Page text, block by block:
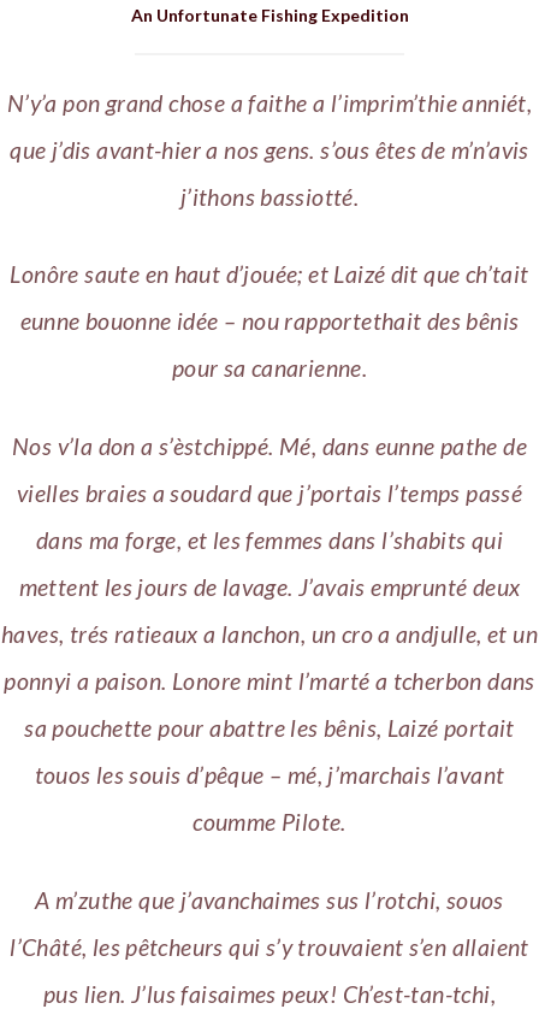
An Unfortunate Fishing Expedition
N’y’a pon grand chose a faithe a l’imprim’thie anniét,
que j’dis avant-hier a nos gens. s’ous êtes de m’n’avis
j’ithons bassiotté.
Lonôre saute en haut d’jouée; et Laizé dit que ch’tait
eunne bouonne idée – nou rapportethait des bênis
pour sa canarienne.
Nos v’la don a s’èstchippé. Mé, dans eunne pathe de
vielles braies a soudard que j’portais l’temps passé
dans ma forge, et les femmes dans l’shabits qui
mettent les jours de lavage. J’avais emprunté deux
haves, trés ratieaux a lanchon, un cro a andjulle, et un
ponnyi a paison. Lonore mint l’marté a tcherbon dans
sa pouchette pour abattre les bênis, Laizé portait
touos les souis d’pêque – mé, j’marchais l’avant
coumme Pilote.
A m’zuthe que j’avanchaimes sus l’rotchi, souos
l’Châté, les pêtcheurs qui s’y trouvaient s’en allaient
pus lien. J’lus faisaimes peux! Ch’est-tan-tchi,